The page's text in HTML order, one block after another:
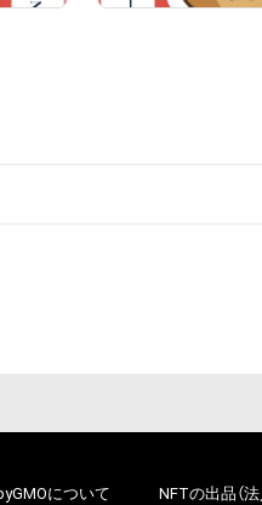
について
NFTの出品（法